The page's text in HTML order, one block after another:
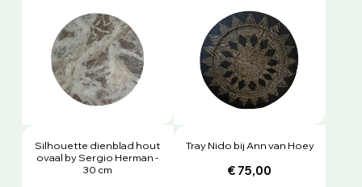
Silhouette dienblad hout
ovaal by Sergio Herman -
30 cm
Tray Nido bij Ann van Hoey
€ 75,00